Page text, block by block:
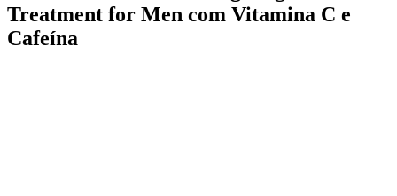
Treatment for Men com Vitamina C e
Cafeína